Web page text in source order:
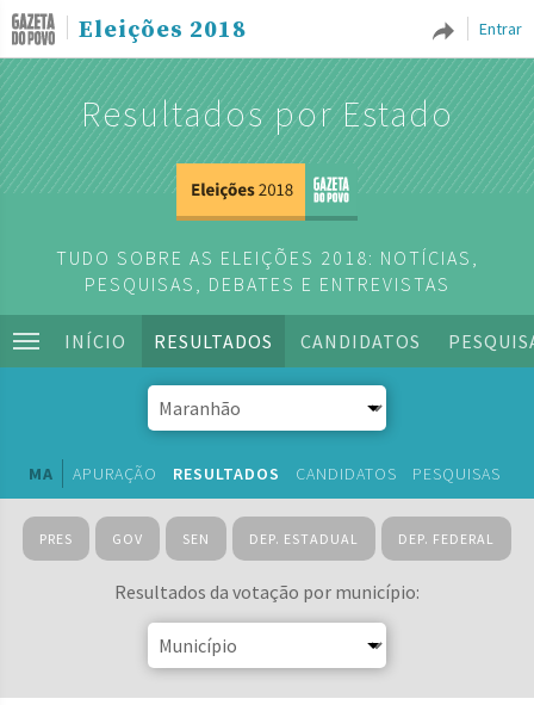
Entrar
Eleições 2018
Resultados por Estado
TUDO SOBRE AS ELEIÇÕES 2018: NOTÍCIAS,
PESQUISAS, DEBATES E ENTREVISTAS
INÍCIO RESULTADOS CANDIDATOS
MA APURAÇÃO RESULTADOS CANDIDATOS PESQUISAS
PRES GOV SEN DEP. ESTADUAL DEP. FEDERAL
Resultados da votação por município: